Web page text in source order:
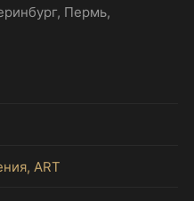
Пермь,
ART